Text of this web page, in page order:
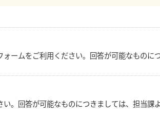
ームをご利用ください。回答が可能なもの
。回答が可能なものにつきましては、担当